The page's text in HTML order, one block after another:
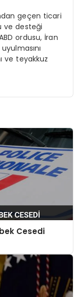
geçen ticari
ve desteği
ordusu, İran
ve teyakkuz
Cesedi